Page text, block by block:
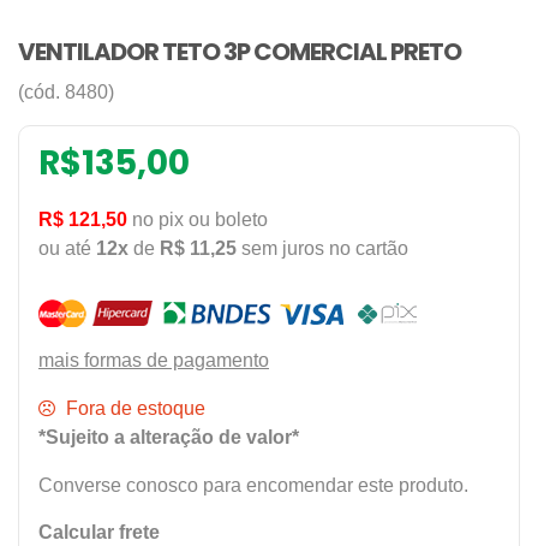
VENTILADOR TETO 3P COMERCIAL PRETO
(cód. 8480)
R$135,00
R$ 121,50 no pix ou boleto
ou até 12x de R$ 11,25 sem juros no cartão
mais formas de pagamento
Fora de estoque
*Sujeito a alteração de valor*
Converse conosco para encomendar este produto.
Calcular frete